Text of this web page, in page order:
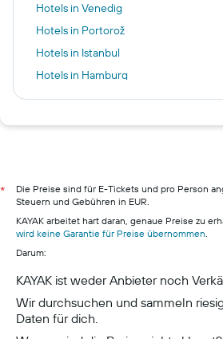
Hotels in Venedig
Hotels in Portorož
Hotels in Istanbul
Hotels in Hamburg
Hotels in Heilbronn
Hotels in Pillig
Hotels in Warnemünde
Hotels in Neustadt in Holstein
Hotels in München
Hotels in Berchtesgaden
*
Die Preise sind für E-Tickets und pro Person
Steuern und Gebühren in EUR.
KAYAK arbeitet hart daran, genaue Preise zu
wird keine Garantie für Preise übernommen.
Darum:
KAYAK ist weder Anbieter noch
Wir durchsuchen und sammeln
Daten für dich.